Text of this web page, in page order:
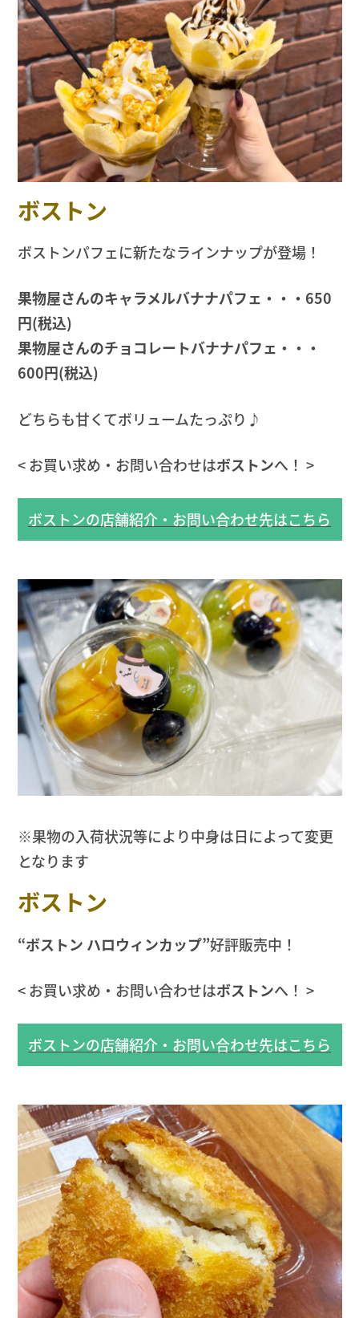
ボストン
ボストンパフェに新たなラインナップが登場！
果物屋さんのキャラメルバナナパフェ・・・650
円(税込)
果物屋さんのチョコレートバナナパフェ・・・
600円(税込)
どちらも甘くてボリュームたっぷり♪
< お買い求め・お問い合わせはボストンへ！ >
ボストンの店舗紹介・お問い合わせ先はこちら
※果物の入荷状況等により中身は日によって変更
となります
ボストン
“ボストン ハロウィンカップ”好評販売中！
< お買い求め・お問い合わせはボストンへ！ >
ボストンの店舗紹介・お問い合わせ先はこちら